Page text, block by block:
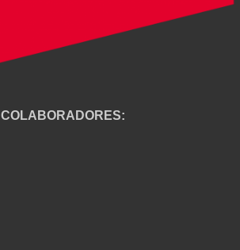
COLABORADORES: